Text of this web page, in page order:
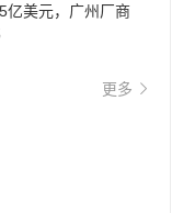
亿美元，广州厂商
更多